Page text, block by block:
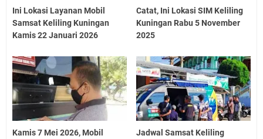
Ini Lokasi Layanan Mobil
Samsat Keliling Kuningan
Kamis 22 Januari 2026
Catat, Ini Lokasi SIM Keliling
Kuningan Rabu 5 November
2025
Kamis 7 Mei 2026, Mobil
Jadwal Samsat Keliling